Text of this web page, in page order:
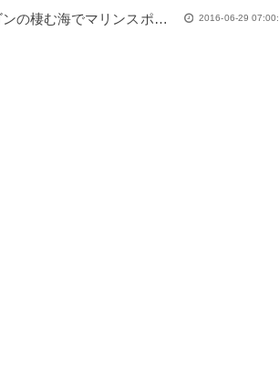
の棲む海でマリンスポーツ三昧2016-06-29